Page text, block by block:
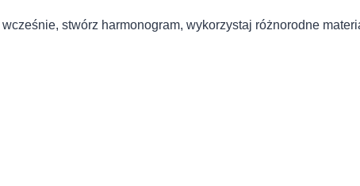
stwórz harmonogram, wykorzystaj różnorodne